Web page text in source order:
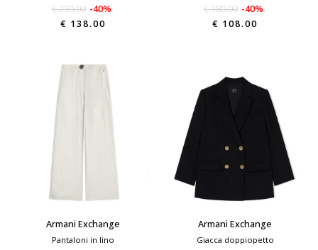
€ 230.00 -40%
€ 138.00
€ 180.00 -40%
€ 108.00
Armani Exchange
Pantaloni in lino
Armani Exchange
Giacca doppiopetto